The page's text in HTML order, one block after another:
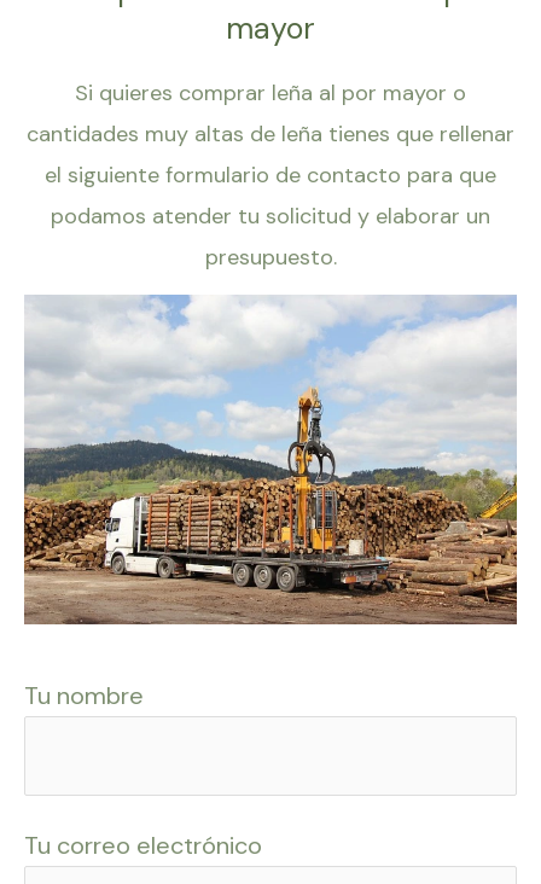
mayor
Si quieres comprar leña al por mayor o
cantidades muy altas de leña tienes que rellenar
el siguiente formulario de contacto para que
podamos atender tu solicitud y elaborar un
presupuesto.
Tu nombre
Tu correo electrónico